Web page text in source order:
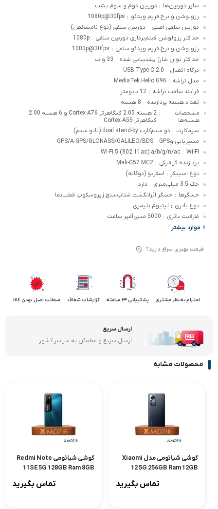
سایر دوربین‌ها : دوربین دوم و سوم پشت
رزولوشن و نرخ فریم ویدئو :
1080p@30fps
دوربین سلفی اصلی : دوربین سلفی (نوع نامشخص)
حداکثر رزولوشن فیلم‌برداری دوربین‌ سلفی :
1080p
رزولوشن و نرخ فریم ویدئو سلفی :
1080p@30fps
حداکثر توان شارژ پشتیبانی شده : 33 وات
درگاه اتصال :
USB Type-C 2.0
مدل تراشه :
MediaTek Helio G96
فرآیند ساخت تراشه : 12 نانومتر
تعداد هسته پردازنده : 8 هسته
مشخصات
هسته‌ها
:
2 هسته 2.05 گیگاهرتز Cortex-A76 و 6 هسته 2.00
گیگاهرتز Cortex-A55
سیم‌کارت : دو سیم‌کارت dual stand-by (نانو سیم)
مسیریابی وGPS
:
GPS/A-GPS/GLONASS/GALILEO/BDS
Wi-Fi
:
Wi-Fi 5 (802.11ac) a/b/g/n/ac
پردازنده گرافیکی :
Mali-G57 MC2
نوع اسپیکر : استریو (دوگانه)
جک 3.5 میلی‌متری
: دارد
حسگرها : حسگر اثرانگشت شتاب‌سنج ژیروسکوپ قطب‌نما
نوع باتری : لیتیوم پلیمری
ظرفیت باتری : 5000 میلی‌آمپر ساعت
+ موارد بیشتر
قیمت بهتری سراغ دارید؟
احترام به نظر مشتری پشتیبانی 24 ساعته گزارشات شفاف ضمانت اصل بودن کالا
ارسال سریع
ارسال سریع و مطمئن به سراسر کشور
محصولات مشابه
گوشی شیائومی مدل Xiaomi
12 5G 256GB Ram 12GB
تماس بگیرید
گوشی شیائومی Redmi Note
11SE 5G 128GB Ram 8GB
تماس بگیرید